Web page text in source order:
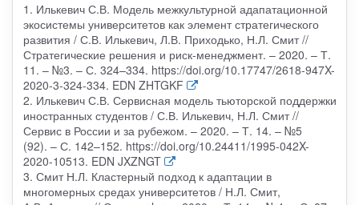
1. Илькевич С.В. Модель межкультурной адапатационной
экосистемы университетов как элемент стратегического
развития / С.В. Илькевич, Л.В. Приходько, Н.Л. Смит //
Стратегические решения и риск-менеджмент. – 2020. – Т.
11. – №3. – С. 324–334. https://doi.org/10.17747/2618-947X-
2020-3-324-334. EDN ZHTGKF
2. Илькевич С.В. Сервисная модель тьюторской поддержки
иностранных студентов / С.В. Илькевич, Н.Л. Смит //
Сервис в России и за рубежом. – 2020. – Т. 14. – №5
(92). – С. 142–152. https://doi.org/10.24411/1995-042X-
2020-10513. EDN JXZNGT
3. Смит Н.Л. Кластерный подход к адаптации в
многомерных средах университетов / Н.Л. Смит,